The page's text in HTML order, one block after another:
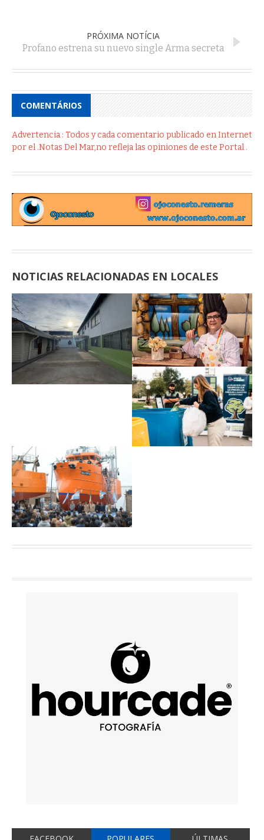
PRÓXIMA NOTÍCIA
Profano estrena su nuevo single Arma secreta
COMENTÁRIOS
Advertencia : Todos y cada comentario publicado en Internet
por el .Notas Del Mar,no refleja las opiniones de este Portal .
NOTICIAS RELACIONADAS EN LOCALES